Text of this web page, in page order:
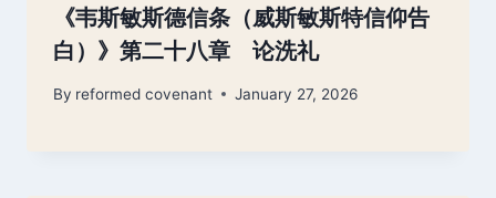
《韦斯敏斯德信条（威斯敏斯特信仰告
白）》第二十八章 论洗礼
By reformed covenant January 27, 2026